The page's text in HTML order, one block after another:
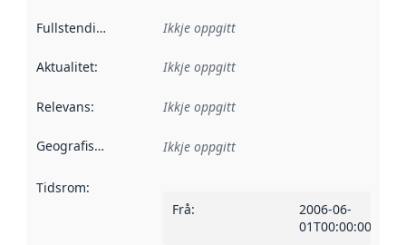
Fullstendigheit Ikkje oppgitt
Aktualitet: Ikkje oppgitt
Relevans: Ikkje oppgitt
Geografisk område Ikkje oppgitt
Tidsrom:
Frå:
2006-06-
01T00:00:00Z